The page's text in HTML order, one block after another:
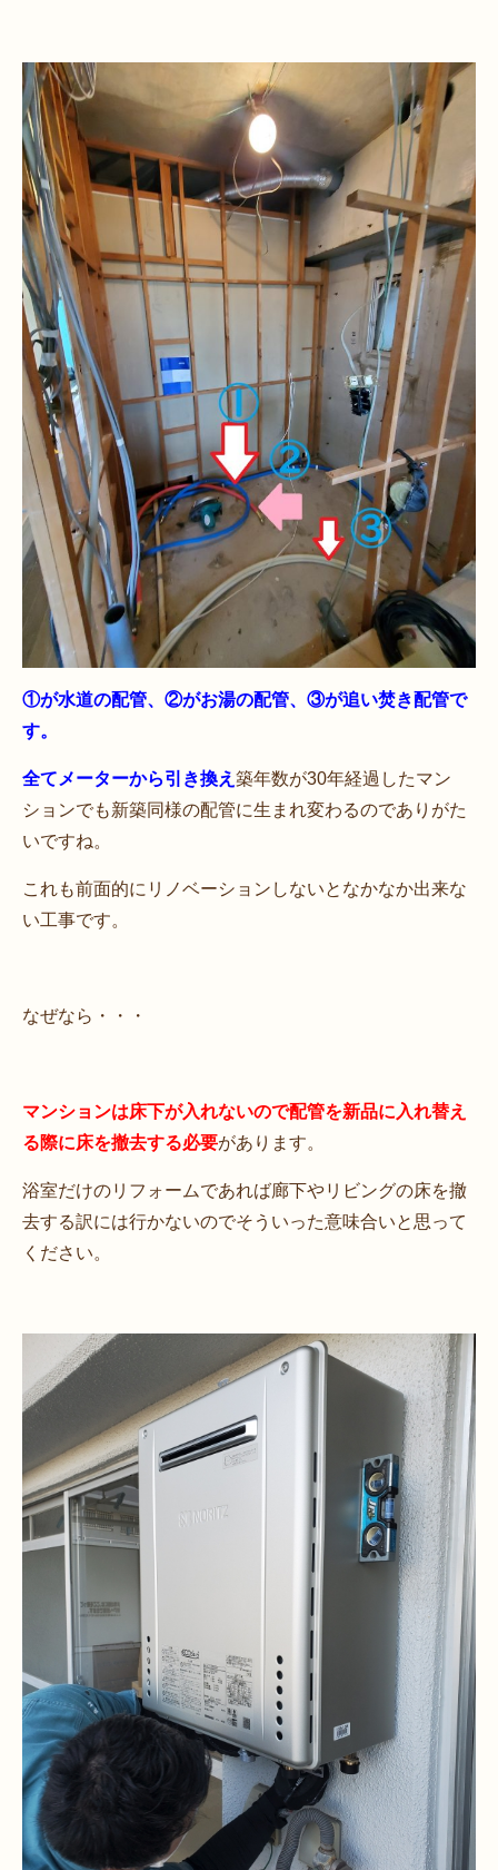
①が水道の配管、②がお湯の配管、③が追い焚き配管で
す。
全てメーターから引き換え 築年数が30年経過したマン
ションでも新築同様の配管に生まれ変わるのでありがた
いですね。
これも前面的にリノベーションしないとなかなか出来な
い工事です。
なぜなら・・・
マンションは床下が入れないので配管を新品に入れ替え
る際に床を撤去する必要があります。
浴室だけのリフォームであれば廊下やリビングの床を撤
去する訳には行かないのでそういった意味合いと思って
ください。